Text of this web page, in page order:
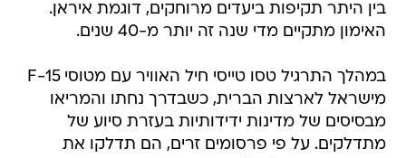
בין היתר תקיפות ביעדים מרוחקים, דוגמת איראן.
האימון מתקיים מדי שנה זה יותר מ-40 שנים.
במהלך התרגיל טסו טייסי חיל האוויר עם מטוסי 15-F
מישראל לארצות הברית, כשבדרך נחתו והמריאו
מבסיסים של מדינות ידידותיות בעזרת סיוע של
מתדלקים. על פי פרסומים זרים, הם תדלקו את